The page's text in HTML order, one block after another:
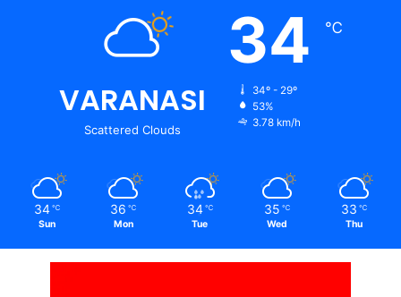
VARANASI
Scattered Clouds
34 ℃
34º - 29º
53%
3.78 km/h
34 ℃
Sun
36 ℃
Mon
34 ℃
Tue
35 ℃
Wed
33 ℃
Thu